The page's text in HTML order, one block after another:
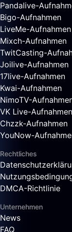
Pandalive-
Bigo-Aufnahmen
LiveMe-Aufnahmen
Mixch-Aufnahmen
TwitCasting-
Joilive-Aufnahmen
17live-Aufnahmen
Kwai-Aufnahmen
NimoTV-
VK Live-Aufnahmen
Chzzk-Aufnahmen
YouNow-
Rechtliches
DMCA-Richtlinie
Unternehmen
News
FAQ